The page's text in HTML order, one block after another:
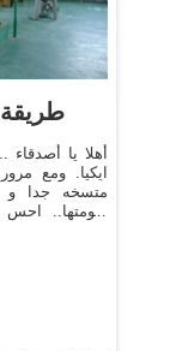
أهلا يا
ايكيا. ومع
متسخه جدا و
نعومتها.. احس